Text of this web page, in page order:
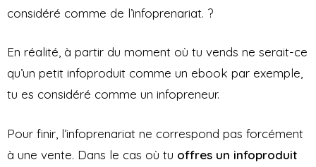
considéré comme de l’infoprenariat. ?
En réalité, à partir du moment où tu vends ne serait-ce
qu’un petit infoproduit comme un ebook par exemple,
tu es considéré comme un infopreneur.
Pour finir, l’infoprenariat ne correspond pas forcément
à une vente. Dans le cas où tu offres un infoproduit